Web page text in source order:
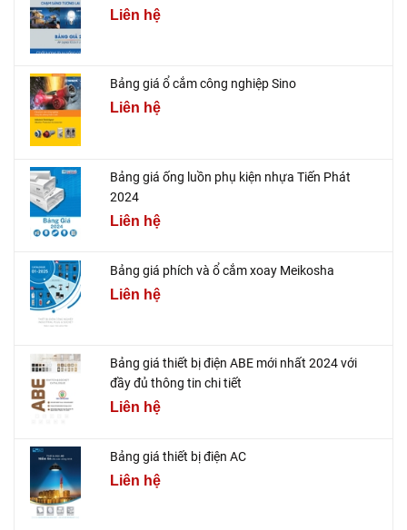
Liên hệ
Bảng giá ổ cắm công nghiệp Sino
Liên hệ
Bảng giá ống luồn phụ kiện nhựa Tiến Phát
2024
Liên hệ
Bảng giá phích và ổ cắm xoay Meikosha
Liên hệ
Bảng giá thiết bị điện ABE mới nhất 2024 với
đầy đủ thông tin chi tiết
Liên hệ
Bảng giá thiết bị điện AC
Liên hệ